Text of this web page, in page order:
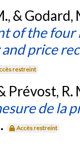
&
of the
price
restreint
Prévost,
de la
Accès restreint